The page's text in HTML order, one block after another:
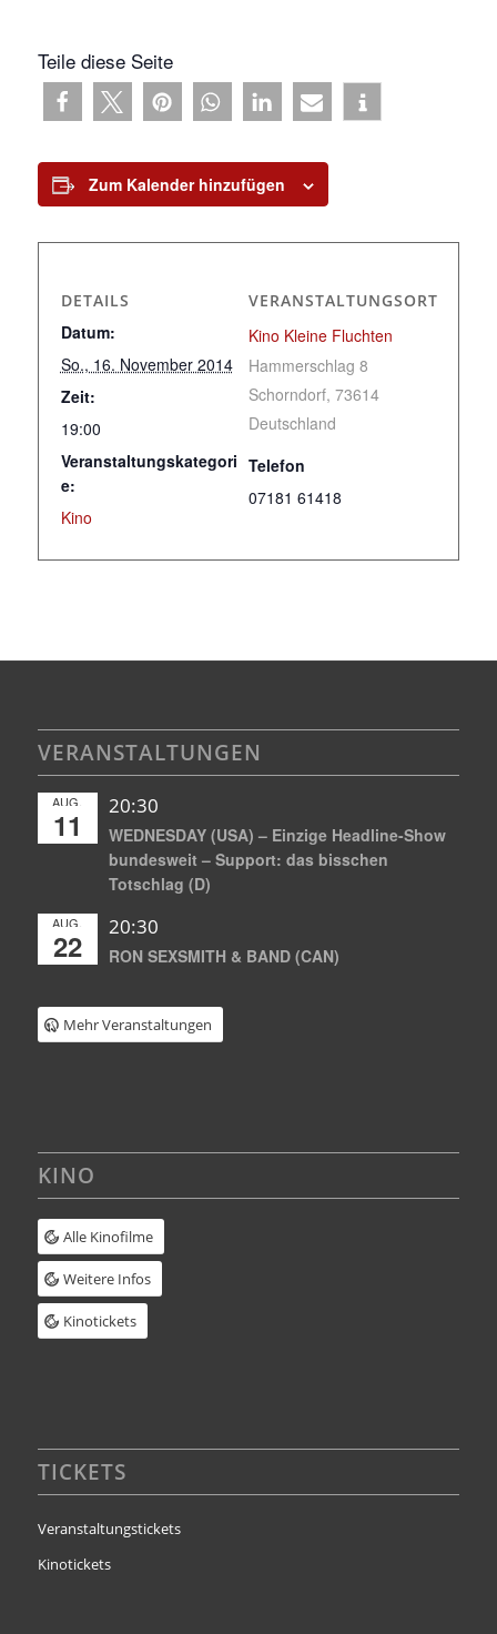
Teile diese Seite
Zum Kalender hinzufügen
DETAILS
Datum:
So., 16. November 2014
Zeit:
19:00
Veranstaltungskategori
e:
Kino
VERANSTALTUNGSORT
Kino Kleine Fluchten
Hammerschlag 8
Schorndorf, 73614
Deutschland
Telefon
07181 61418
VERANSTALTUNGEN
AUG.
11
20:30
WEDNESDAY (USA) – Einzige Headline-Show
bundesweit – Support: das bisschen
Totschlag (D)
AUG.
22
20:30
RON SEXSMITH & BAND (CAN)
Mehr Veranstaltungen
KINO
Alle Kinofilme
Weitere Infos
Kinotickets
TICKETS
Veranstaltungstickets
Kinotickets